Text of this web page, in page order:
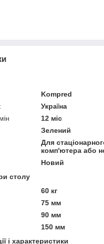
Kompred
Україна
12 міс
Зелений
Для
комп'ютера або
Новий
столу
60 кг
75 мм
90 мм
150 мм
і характеристики